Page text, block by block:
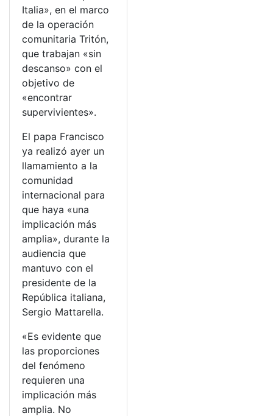
Italia», en el marco
de la operación
comunitaria Tritón,
que trabajan «sin
descanso» con el
objetivo de
«encontrar
supervivientes».
El papa Francisco
ya realizó ayer un
llamamiento a la
comunidad
internacional para
que haya «una
implicación más
amplia», durante la
audiencia que
mantuvo con el
presidente de la
República italiana,
Sergio Mattarella.
«Es evidente que
las proporciones
del fenómeno
requieren una
implicación más
amplia. No